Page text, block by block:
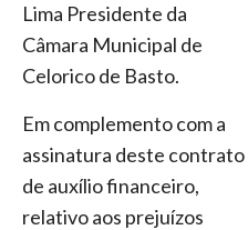
Lima Presidente da
Câmara Municipal de
Celorico de Basto.
Em complemento com a
assinatura deste contrato
de auxílio financeiro,
relativo aos prejuízos